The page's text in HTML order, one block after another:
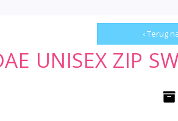
‹ Terug
UNISEX ZIP